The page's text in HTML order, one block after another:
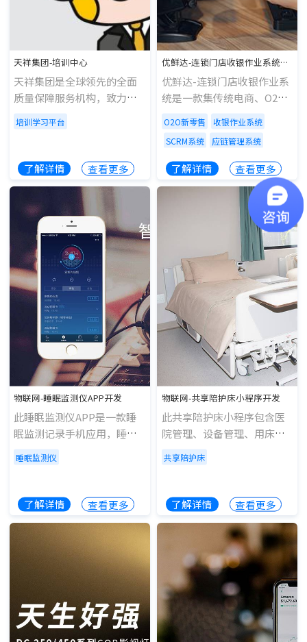
天祥集团-培训中心
天祥集团是全球领先的全面
质量保障服务机构，致力于
以创新和定制的保障、测
试、检验和认证解决方案，
全方位 的安心保障;天祥培训
中心志在打造一个质检行业
的教学研的培训学习平台，
一期实现课程管理、学习管
理、教学管理、报告系统等
功能版块!
培训学习平台
了解详情 查看更多
优鲜达-连锁门店收银作业系统开发
优鲜达-连锁门店收银作业系
统是一款集传统电商、O2O
新零售、连锁餐饮收银、社
会化客户关系管理(SCRM)、
仓储库存供应链管理系统等
为一体的餐饮新形态作业管
理系统，其支持批发、零
售、快餐多业态，覆盖H5、
小程序、APP、POS、PC多
端口应用，为连锁餐饮企业
数字化经营全面赋能。
O2O新零售
收银作业系统
SCRM系统
应链管理系统
了解详情 查看更多
物联网-睡眠监测仪APP开发
此睡眠监测仪APP是一款睡
眠监测记录手机应用，睡眠
监测仪APP能够帮助用户记
录下平时的睡眠习惯以及过
解自己的睡眠情况;睡眠监测
仪APP实现睡眠状况数据化
事/ASMR、智能闹钟清晨唤
睡眠监测仪
了解详情 查看更多
物联网-共享陪护床小程序开发
此共享陪护床小程序包含医
院管理、设备管理、用床管
理、订单管理、分佣结算管
理、用户管理等。
共享陪护床
了解详情 查看更多